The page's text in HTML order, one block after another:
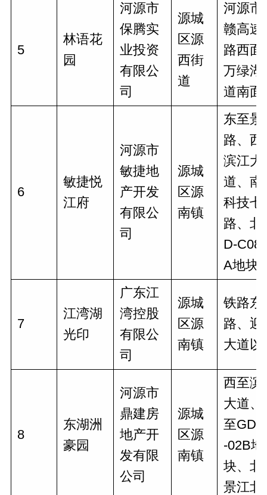
5
林语花
园
河源市
保腾实
业投资
有限公
司
源城
区源
西街
道
河源市
赣高速
路西面
万绿湖
道南面
6
敏捷悦
江府
河源市
敏捷地
产开发
有限公
司
源城
区源
南镇
东至景
路、西
滨江大
道、南
科技七
路、北
D-
A地块
7
江湾湖
光印
广东江
湾控股
有限公
司
源城
区源
南镇
铁路东
路、迎
大道以
8
东湖洲
豪园
河源市
鼎建房
地产开
发有限
公司
源城
区源
南镇
西至滨
大道、
至GD-
-02B地
块、北
景江北